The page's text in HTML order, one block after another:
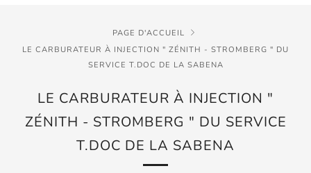
PAGE D'ACCUEIL
LE CARBURATEUR À INJECTION " ZÉNITH - STROMBERG " DU
SERVICE T.DOC DE LA SABENA
LE CARBURATEUR À INJECTION "
ZÉNITH - STROMBERG " DU SERVICE
T.DOC DE LA SABENA